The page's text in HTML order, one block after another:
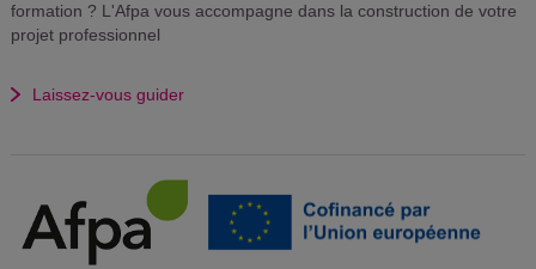
formation ? L'Afpa vous accompagne dans la construction de votre
projet professionnel
Laissez-vous guider